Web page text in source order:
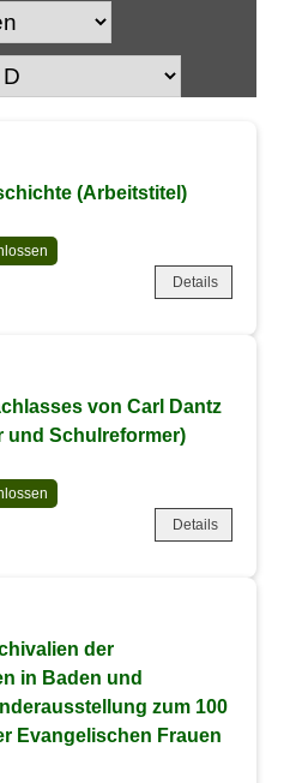
(Arbeitstitel)
Details
von Carl Dantz
und Schulreformer)
Details
der
in Baden und
zum 100
Evangelischen Frauen